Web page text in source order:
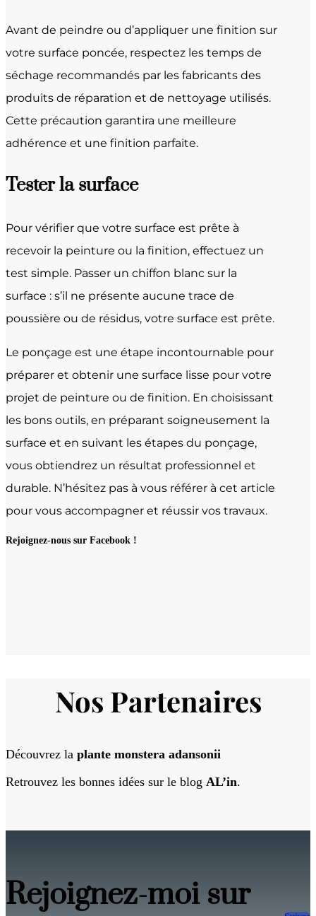
Avant de peindre ou d’appliquer une finition sur
votre surface poncée, respectez les temps de
séchage recommandés par les fabricants des
produits de réparation et de nettoyage utilisés.
Cette précaution garantira une meilleure
adhérence et une finition parfaite.
Tester la surface
Pour vérifier que votre surface est prête à
recevoir la peinture ou la finition, effectuez un
test simple. Passer un chiffon blanc sur la
surface : s’il ne présente aucune trace de
poussière ou de résidus, votre surface est prête.
Le ponçage est une étape incontournable pour
préparer et obtenir une surface lisse pour votre
projet de peinture ou de finition. En choisissant
les bons outils, en préparant soigneusement la
surface et en suivant les étapes du ponçage,
vous obtiendrez un résultat professionnel et
durable. N’hésitez pas à vous référer à cet article
pour vous accompagner et réussir vos travaux.
Rejoignez-nous sur Facebook !
Nos Partenaires
Découvrez la plante monstera adansonii
Retrouvez les bonnes idées sur le blog AL’in.
Rejoignez-moi sur